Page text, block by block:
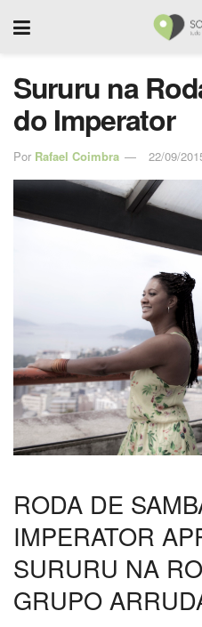
Sururu na
do Imperator
Por Rafael Coimbra 22/09/
RODA DE
IMPERATOR
SURURU NA
GRUPO